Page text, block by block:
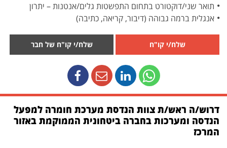
תואר שני/דוקטורט בתחום התפשטות גלים/אנטנות – יתרון
אנגלית ברמה גבוהה (דיבור, קריאה, כתיבה)
שלח/י קו"ח שלח/י קו"ח של חבר
דרוש/ה ראש/ת צוות הנדסת מערכת חומרה למפעל
הנדסה ומערכות בחברה ביטחונית הממוקמת באזור
המרכז